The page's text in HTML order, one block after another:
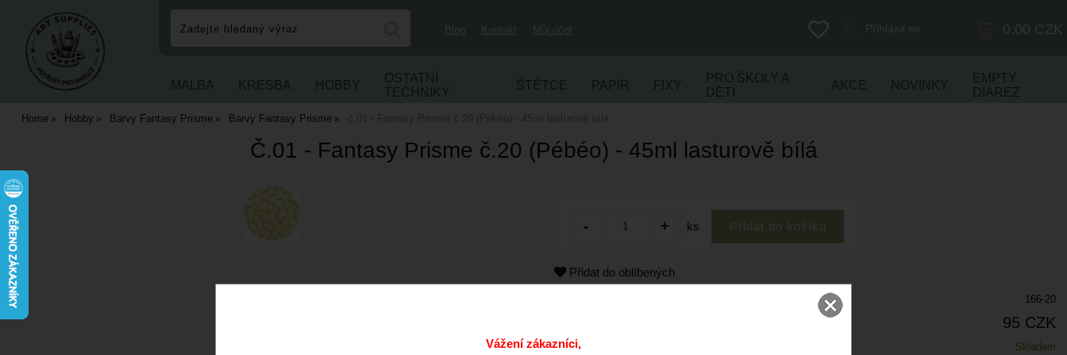
Blog Kontakt Můj účet 0,00 CZK
Přihlásit se
MALBA KRESBA HOBBY
OSTATNÍ
TECHNIKY
ŠTĚTCE PAPÍR FIXY
PRO ŠKOLY A
DĚTI
AKCE NOVINKY
EMPTY
DIAREZ
Home Hobby Barvy Fantasy Prisme Barvy Fantasy Prisme č.01 - Fantasy Prisme č.20 (Pébéo) - 45ml lasturově bílá
Č.01 - Fantasy Prisme č.20 (Pébéo) - 45ml lasturově bílá
ks
Přidat do oblíbených
166-20
95 CZK
Dostupnost:
Skladem
Vážení zákazníci,